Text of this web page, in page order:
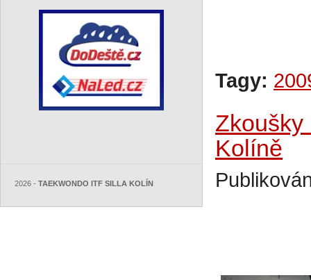
2026 - TAEKWONDO ITF SILLA KOLÍN
Tagy:
Zkoušky
Kolíně